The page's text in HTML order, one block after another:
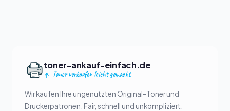
toner-ankauf-einfach.de
Toner verkaufen leicht gemacht
Wir kaufen Ihre ungenutzten Original-Toner und
Druckerpatronen. Fair, schnell und unkompliziert.